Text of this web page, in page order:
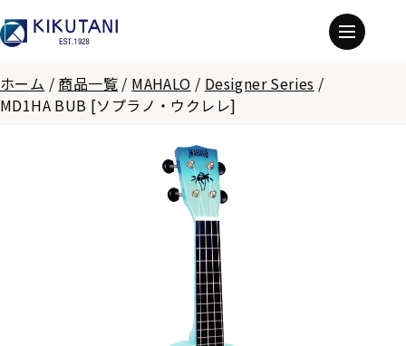
ホーム / 商品一覧 / MAHALO / Designer Series /
MD1HA BUB [ソプラノ・ウクレレ]